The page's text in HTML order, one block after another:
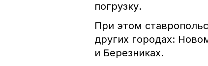
погрузку.
При этом
других городах:
и Березниках.